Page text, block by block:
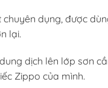
dụng, được
lại.
dịch lên lớp sơn
Zippo của mình.